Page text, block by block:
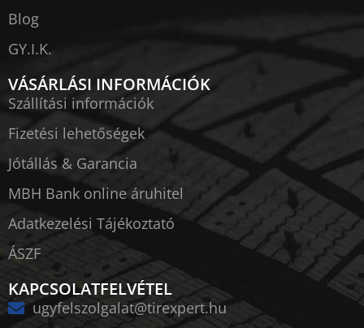
Blog
GY.I.K.
VÁSÁRLÁSI INFORMÁCIÓK
Szállítási információk
Fizetési lehetőségek
Jótállás & Garancia
MBH Bank online áruhitel
Adatkezelési Tájékoztató
ÁSZF
KAPCSOLATFELVÉTEL
ugyfelszolgalat@tirexpert.hu